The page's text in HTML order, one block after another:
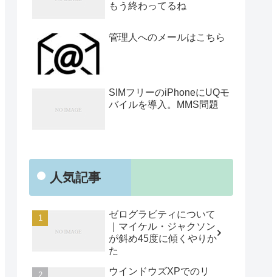
もう終わってるね
管理人へのメールはこちら
SIMフリーのiPhoneにUQモ
バイルを導入。MMS問題
人気記事
ゼログラビティについて
｜マイケル・ジャクソン
が斜め45度に傾くやりか
た
ウインドウズXPでのリ